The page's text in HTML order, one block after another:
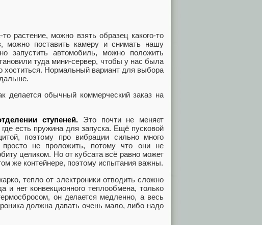
растение, можно взять образец какого-то
можно поставить камеру и снимать нашу
запустить автомобиль, можно положить
туда мини-сервер, чтобы у нас была
хоститься. Нормальный вариант для выбора
делается обычный коммерческий заказ на
ступеней. Это почти не меняет
есть пружина для запуска. Ещё пусковой
поэтому про вибрации сильно много
не проложить, потому что они не
целиком. Но от кубсата всё равно может
же контейнере, поэтому испытания важны.
тепло от электроники отводить сложно
и нет конвекционного теплообмена, только
он делается медленно, а весь
должна давать очень мало, либо надо